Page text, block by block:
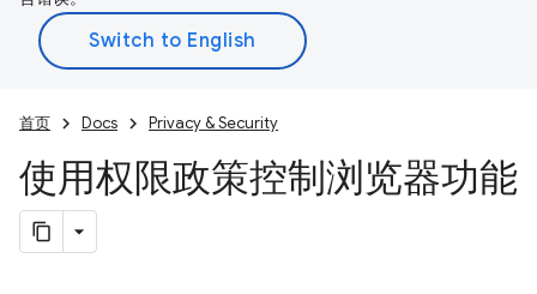
首页 Docs Privacy & Security
使用权限政策控制浏览器功能